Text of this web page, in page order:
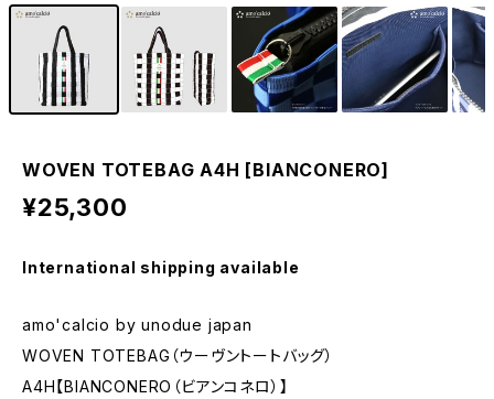
WOVEN TOTEBAG A4H [BIANCONERO]
¥25,300
International shipping available
amo'calcio by unodue japan
WOVEN TOTEBAG（ウーヴントートバッグ）
A4H【BIANCONERO（ビアンコネロ）】